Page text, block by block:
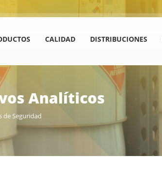
CALIDAD DISTRIBUCIONES
Analíticos
de Seguridad